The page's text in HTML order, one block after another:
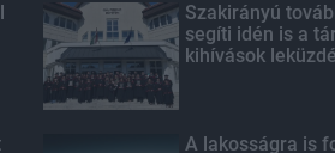
Szakirányú
segíti idén is a
kihívások
A lakosságra is